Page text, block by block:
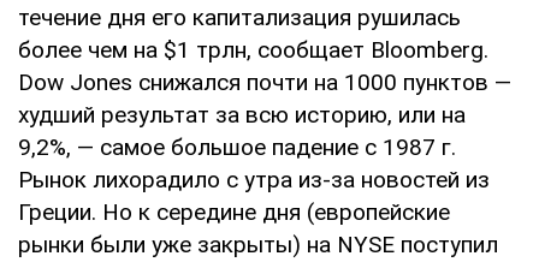
течение дня его капитализация рушилась
более чем на $1 трлн, сообщает Bloomberg.
Dow Jones снижался почти на 1000 пунктов —
худший результат за всю историю, или на
9,2%, — самое большое падение с 1987 г.
Рынок лихорадило с утра из-за новостей из
Греции. Но к середине дня (европейские
рынки были уже закрыты) на NYSE поступил